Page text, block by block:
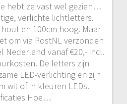
hebt ze vast wel gezien…
verlichte lichtletters.
en 100cm hoog. Maar
om via PostNL verzonden
Nederland vanaf €20,- incl.
De letters zijn
LED-verlichting en zijn
wit of in kleuren LEDs.
Hoe…